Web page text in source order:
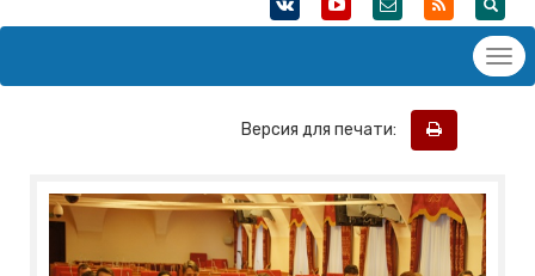
Версия для печати: